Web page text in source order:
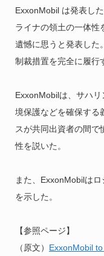
ExxonMobil は発表し
ライナの領土の一体性
遺憾に思うと発表した
制裁措置を完全に履行
ExxonMobilは、サハ
境保護などを確保する
スが共同出資者の間で
性を説いた。
また、ExxonMobilは
を示した。
【参照ページ】
（原文） ExxonMobil